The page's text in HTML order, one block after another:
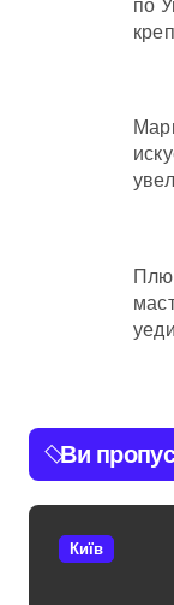
по
Ви
Київ